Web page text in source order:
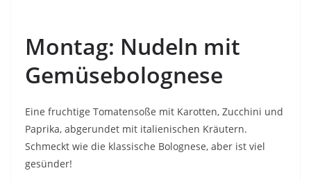
Montag: Nudeln mit
Gemüsebolognese
Eine fruchtige Tomatensoße mit Karotten, Zucchini und
Paprika, abgerundet mit italienischen Kräutern.
Schmeckt wie die klassische Bolognese, aber ist viel
gesünder!